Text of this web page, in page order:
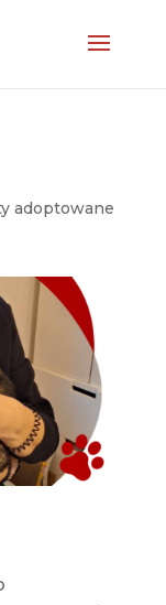
adoptowane